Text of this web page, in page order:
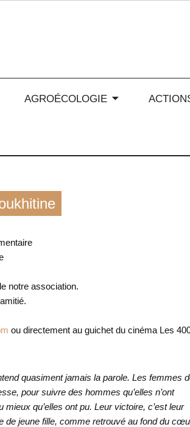
Auvergne-
AGROÉCOLOGIE
notre association.
ou directement au guichet du cinéma Les
quasiment jamais la parole. Les femmes
pour suivre des hommes qu’elles n’ont
qu’elles ont pu. Leur victoire, c’est leur
de jeune fille, comme retrouvé au fond du